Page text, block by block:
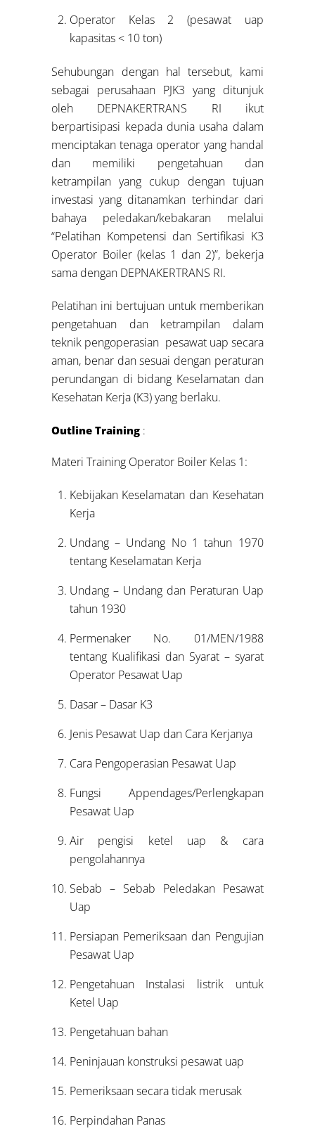
Operator Kelas 2 (pesawat uap
kapasitas < 10 ton)
Sehubungan dengan hal tersebut, kami
sebagai perusahaan PJK3 yang ditunjuk
oleh DEPNAKERTRANS RI ikut
berpartisipasi kepada dunia usaha dalam
menciptakan tenaga operator yang handal
dan memiliki pengetahuan dan
ketrampilan yang cukup dengan tujuan
investasi yang ditanamkan terhindar dari
bahaya peledakan/kebakaran melalui
“Pelatihan Kompetensi dan Sertifikasi K3
Operator Boiler (kelas 1 dan 2)”, bekerja
sama dengan DEPNAKERTRANS RI.
Pelatihan ini bertujuan untuk memberikan
pengetahuan dan ketrampilan dalam
teknik pengoperasian pesawat uap secara
aman, benar dan sesuai dengan peraturan
perundangan di bidang Keselamatan dan
Kesehatan Kerja (K3) yang berlaku.
Outline Training :
Materi Training Operator Boiler Kelas 1:
Kebijakan Keselamatan dan Kesehatan
Kerja
Undang – Undang No 1 tahun 1970
tentang Keselamatan Kerja
Undang – Undang dan Peraturan Uap
tahun 1930
Permenaker No. 01/MEN/1988
tentang Kualifikasi dan Syarat – syarat
Operator Pesawat Uap
Dasar – Dasar K3
Jenis Pesawat Uap dan Cara Kerjanya
Cara Pengoperasian Pesawat Uap
Fungsi Appendages/Perlengkapan
Pesawat Uap
Air pengisi ketel uap & cara
pengolahannya
Sebab – Sebab Peledakan Pesawat
Uap
Persiapan Pemeriksaan dan Pengujian
Pesawat Uap
Pengetahuan Instalasi listrik untuk
Ketel Uap
Pengetahuan bahan
Peninjauan konstruksi pesawat uap
Pemeriksaan secara tidak merusak
Perpindahan Panas